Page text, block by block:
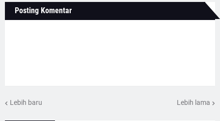
Posting Komentar
Lebih baru Lebih lama